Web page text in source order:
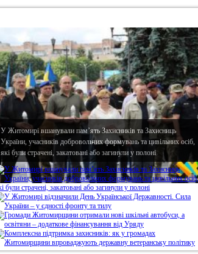
У Житомирі вшанували пам’ять Захисників та Захисниць
України, учасників добровольчих формувань та цивільних осіб,
які були страчені, закатовані або загинули у полоні